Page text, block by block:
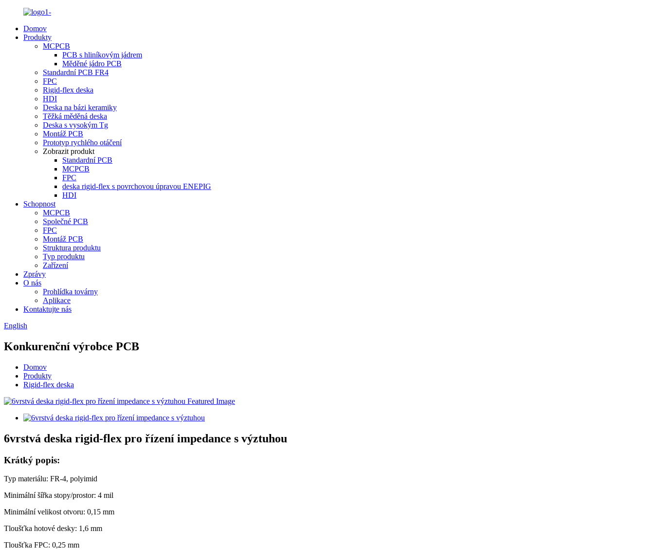
Domov
Produkty
MCPCB
PCB s hliníkovým jádrem
Měděné jádro PCB
Standardní PCB FR4
FPC
Rigid-flex deska
HDI
Deska na bázi keramiky
Těžká měděná deska
Deska s vysokým Tg
Montáž PCB
Prototyp rychlého otáčení
Zobrazit produkt
Standardní PCB
MCPCB
FPC
deska rigid-flex s povrchovou úpravou ENEPIG
HDI
Schopnost
MCPCB
Společné PCB
FPC
Montáž PCB
Struktura produktu
Typ produktu
Zařízení
Zprávy
O nás
Prohlídka továrny
Aplikace
Kontaktujte nás
English
Konkurenční výrobce PCB
Domov
Produkty
Rigid-flex deska
6vrstvá deska rigid-flex pro řízení impedance s výztuhou
Krátký popis:
Typ materiálu: FR-4, polyimid
Minimální šířka stopy/prostor: 4 mil
Minimální velikost otvoru: 0,15 mm
Tloušťka hotové desky: 1,6 mm
Tloušťka FPC: 0,25 mm